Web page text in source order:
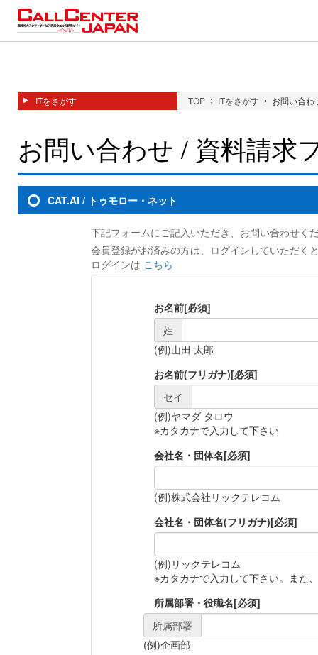
ITをさがす TOP ITをさがす お問い合わ
お問い合わせ / 資料請求
CAT.AI / トゥモロー・ネット
下記フォームにご記入いただき、お問い合わせく
会員登録がお済みの方は、ログインしていただく
ログインは こちら
お名前[必須]
姓
(例)山田 太郎
お名前(フリガナ)[必須]
セイ
(例)ヤマダ タロウ
※カタカナで入力して下さい
会社名・団体名[必須]
(例)株式会社リックテレコム
会社名・団体名(フリガナ)[必須]
(例)リックテレコム
※カタカナで入力して下さい。また
所属部署・役職名[必須]
所属部署
(例)企画部